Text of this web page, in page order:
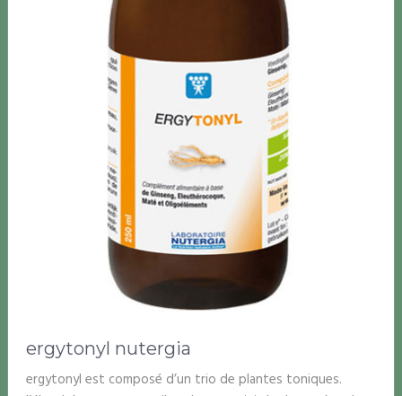
ergytonyl nutergia
ergytonyl est composé d’un trio de plantes toniques.